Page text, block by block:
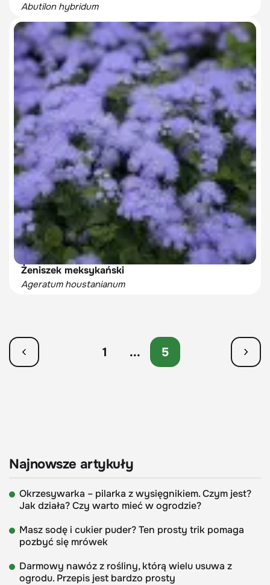
Abutilon hybridum
Żeniszek meksykański
Ageratum houstanianum
1 ... 5
Najnowsze artykuły
Okrzesywarka – pilarka z wysięgnikiem. Czym jest?
Jak działa? Czy warto mieć w ogrodzie?
Masz sodę i cukier puder? Ten prosty trik pomaga
pozbyć się mrówek
Darmowy nawóz z rośliny, którą wielu usuwa z
ogrodu. Przepis jest bardzo prosty